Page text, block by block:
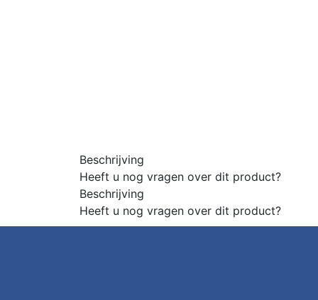
Beschrijving
Heeft u nog vragen over dit product?
Beschrijving
Heeft u nog vragen over dit product?